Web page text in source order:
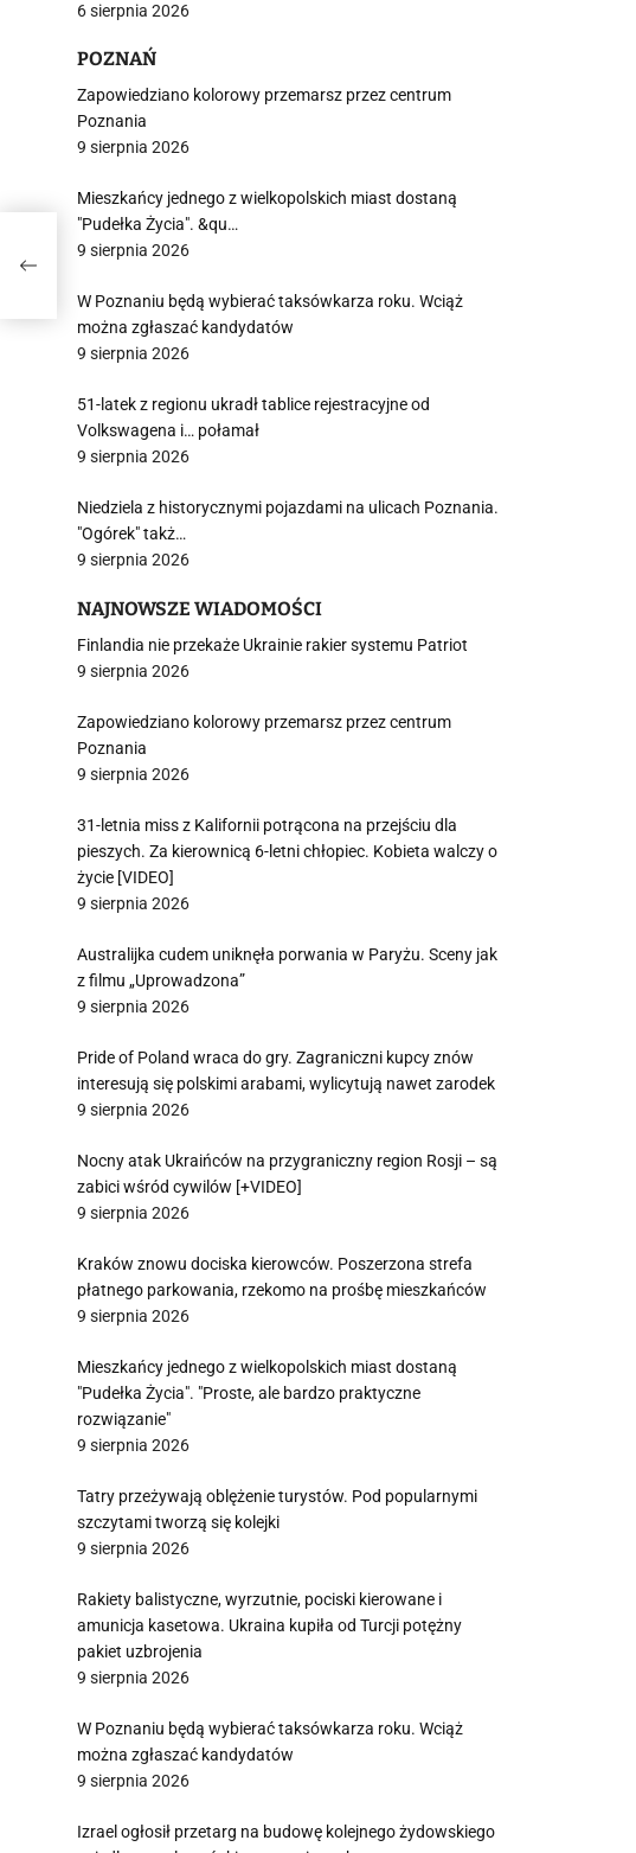
6 sierpnia 2026
POZNAŃ
Zapowiedziano kolorowy przemarsz przez centrum
Poznania
9 sierpnia 2026
Mieszkańcy jednego z wielkopolskich miast dostaną
"Pudełka Życia". &qu…
9 sierpnia 2026
W Poznaniu będą wybierać taksówkarza roku. Wciąż
można zgłaszać kandydatów
9 sierpnia 2026
51-latek z regionu ukradł tablice rejestracyjne od
Volkswagena i… połamał
9 sierpnia 2026
Niedziela z historycznymi pojazdami na ulicach Poznania.
"Ogórek" takż…
9 sierpnia 2026
NAJNOWSZE WIADOMOŚCI
Finlandia nie przekaże Ukrainie rakier systemu Patriot
9 sierpnia 2026
Zapowiedziano kolorowy przemarsz przez centrum
Poznania
9 sierpnia 2026
31-letnia miss z Kalifornii potrącona na przejściu dla
pieszych. Za kierownicą 6-letni chłopiec. Kobieta walczy o
życie [VIDEO]
9 sierpnia 2026
Australijka cudem uniknęła porwania w Paryżu. Sceny jak
z filmu „Uprowadzona”
9 sierpnia 2026
Pride of Poland wraca do gry. Zagraniczni kupcy znów
interesują się polskimi arabami, wylicytują nawet zarodek
9 sierpnia 2026
Nocny atak Ukraińców na przygraniczny region Rosji – są
zabici wśród cywilów [+VIDEO]
9 sierpnia 2026
Kraków znowu dociska kierowców. Poszerzona strefa
płatnego parkowania, rzekomo na prośbę mieszkańców
9 sierpnia 2026
Mieszkańcy jednego z wielkopolskich miast dostaną
"Pudełka Życia". "Proste, ale bardzo praktyczne
rozwiązanie"
9 sierpnia 2026
Tatry przeżywają oblężenie turystów. Pod popularnymi
szczytami tworzą się kolejki
9 sierpnia 2026
Rakiety balistyczne, wyrzutnie, pociski kierowane i
amunicja kasetowa. Ukraina kupiła od Turcji potężny
pakiet uzbrojenia
9 sierpnia 2026
W Poznaniu będą wybierać taksówkarza roku. Wciąż
można zgłaszać kandydatów
9 sierpnia 2026
Izrael ogłosił przetarg na budowę kolejnego żydowskiego